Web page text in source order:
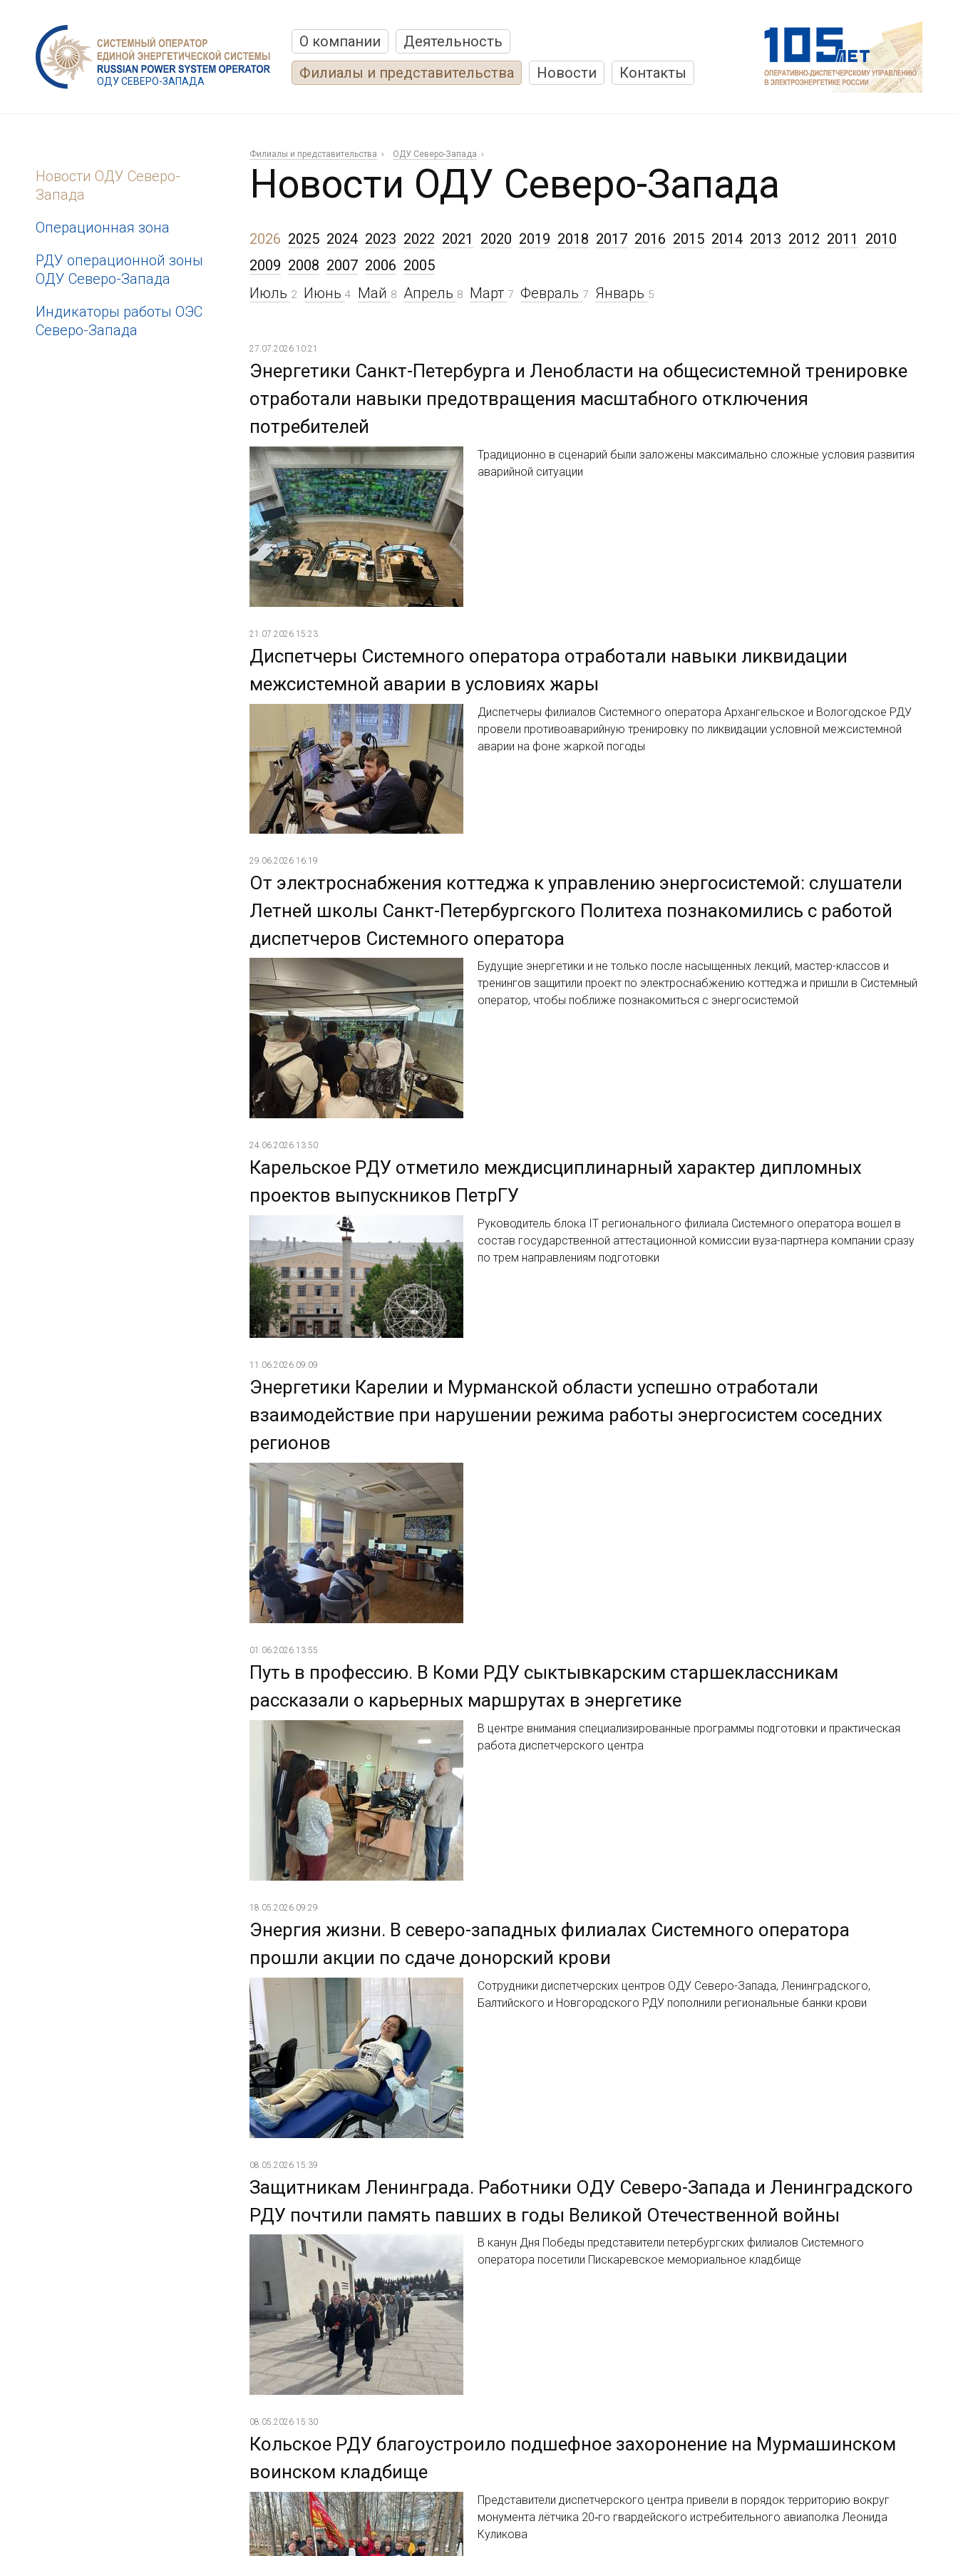
ОДУ СЕВЕРО-ЗАПАДА
О компании
Деятельность
Филиалы и представительства
Новости Контакты
Новости ОДУ Северо-
Запада
Операционная зона
РДУ операционной зоны
ОДУ Северо-Запада
Индикаторы работы ОЭС
Северо-Запада
Филиалы и представительства ОДУ Северо-Запада
Новости ОДУ Северо-Запада
2026
Июль 2 Июнь 4 Май 8 Апрель 8 Март 7 Февраль 7 Январь 5
2025 2024 2023 2022 2021 2020 2019 2018 2017 2016 2015 2014 2013 2012 2011
2010
2009 2008 2007 2006 2005
27.07.2026 10:21
Энергетики Санкт-Петербурга и Ленобласти на общесистемной тренировке
отработали навыки предотвращения масштабного отключения
потребителей
Традиционно в сценарий были заложены максимально сложные условия развития
аварийной ситуации
21.07.2026 15:23
Диспетчеры Системного оператора отработали навыки ликвидации
межсистемной аварии в условиях жары
Диспетчеры филиалов Системного оператора Архангельское и Вологодское РДУ
провели противоаварийную тренировку по ликвидации условной межсистемной
аварии на фоне жаркой погоды
29.06.2026 16:19
От электроснабжения коттеджа к управлению энергосистемой: слушатели
Летней школы Санкт-Петербургского Политеха познакомились с работой
диспетчеров Системного оператора
Будущие энергетики и не только после насыщенных лекций, мастер-классов и
тренингов защитили проект по электроснабжению коттеджа и пришли в Системный
оператор, чтобы поближе познакомиться с энергосистемой
24.06.2026 13:50
Карельское РДУ отметило междисциплинарный характер дипломных
проектов выпускников ПетрГУ
Руководитель блока IT регионального филиала Системного оператора вошел в
состав государственной аттестационной комиссии вуза-партнера компании сразу
по трем направлениям подготовки
11.06.2026 09:09
Энергетики Карелии и Мурманской области успешно отработали
взаимодействие при нарушении режима работы энергосистем соседних
регионов
01.06.2026 13:55
Путь в профессию. В Коми РДУ сыктывкарским старшеклассникам
рассказали о карьерных маршрутах в энергетике
В центре внимания специализированные программы подготовки и практическая
работа диспетчерского центра
18.05.2026 09:29
Энергия жизни. В северо-западных филиалах Системного оператора
прошли акции по сдаче донорский крови
Сотрудники диспетчерских центров ОДУ Северо-Запада, Ленинградского,
Балтийского и Новгородского РДУ пополнили региональные банки крови
08.05.2026 15:39
Защитникам Ленинграда. Работники ОДУ Северо-Запада и Ленинградского
РДУ почтили память павших в годы Великой Отечественной войны
В канун Дня Победы представители петербургских филиалов Системного
оператора посетили Пискаревское мемориальное кладбище
08.05.2026 15:30
Кольское РДУ благоустроило подшефное захоронение на Мурмашинском
воинском кладбище
Представители диспетчерского центра привели в порядок территорию вокруг
монумента лётчика 20‑го гвардейского истребительного авиаполка Леонида
Куликова